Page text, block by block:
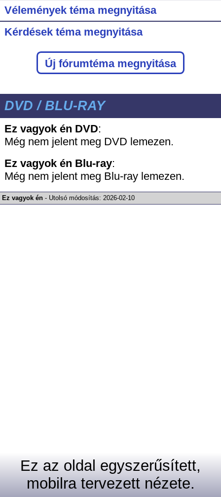
Vélemények téma megnyitása
Kérdések téma megnyitása
Új fórumtéma megnyitása
DVD / BLU-RAY
Ez vagyok én DVD:
Még nem jelent meg DVD lemezen.
Ez vagyok én Blu-ray:
Még nem jelent meg Blu-ray lemezen.
Ez vagyok én - Utolsó módosítás:2026-02-10
Ez az oldal egyszerűsített,
mobilra tervezett nézete.